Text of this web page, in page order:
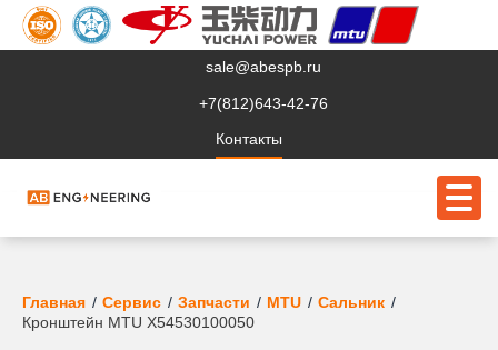
sale@abespb.ru
+7(812)643-42-76
Контакты
О компании
Главная Сервис Запчасти MTU
Сальник
Кронштейн MTU X54530100050